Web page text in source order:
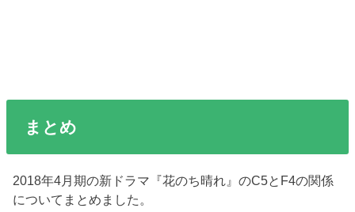
まとめ
2018年4月期の新ドラマ『花のち晴れ』のC5とF4の関係
についてまとめました。